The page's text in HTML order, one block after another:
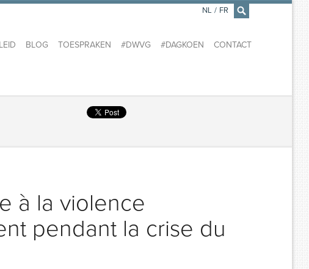
×
BLOG TOESPRAKEN #DWVG #DAGKOEN CONTACT
NL / FR
à la violence
pendant la crise du